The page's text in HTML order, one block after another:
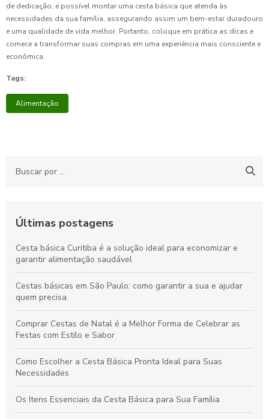
de dedicação, é possível montar uma cesta básica que atenda às
necessidades da sua família, assegurando assim um bem-estar duradouro
e uma qualidade de vida melhor. Portanto, coloque em prática as dicas e
comece a transformar suas compras em uma experiência mais consciente e
econômica.
Tags:
Alimentação
Últimas postagens
Cesta básica Curitiba é a solução ideal para economizar e
garantir alimentação saudável
Cestas básicas em São Paulo: como garantir a sua e ajudar
quem precisa
Comprar Cestas de Natal é a Melhor Forma de Celebrar as
Festas com Estilo e Sabor
Como Escolher a Cesta Básica Pronta Ideal para Suas
Necessidades
Os Itens Essenciais da Cesta Básica para Sua Família